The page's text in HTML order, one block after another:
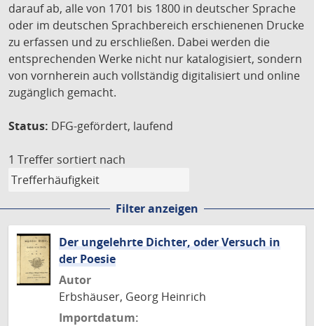
darauf ab, alle von 1701 bis 1800 in deutscher Sprache
oder im deutschen Sprachbereich erschienenen Drucke
zu erfassen und zu erschließen. Dabei werden die
entsprechenden Werke nicht nur katalogisiert, sondern
von vornherein auch vollständig digitalisiert und online
zugänglich gemacht.
Status: DFG-gefördert, laufend
1 Treffer sortiert nach
Filter anzeigen
Der ungelehrte Dichter, oder Versuch in
der Poesie
Autor
Erbshäuser, Georg Heinrich
Importdatum: